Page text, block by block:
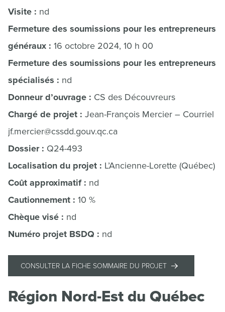
Visite : nd
Fermeture des soumissions pour les entrepreneurs
généraux : 16 octobre 2024, 10 h 00
Fermeture des soumissions pour les entrepreneurs
spécialisés : nd
Donneur d’ouvrage : CS des Découvreurs
Chargé de projet : Jean-François Mercier – Courriel :
jf.mercier@cssdd.gouv.qc.ca
Dossier : Q24-493
Localisation du projet : L’Ancienne-Lorette (Québec)
Coût approximatif : nd
Cautionnement : 10 %
Chèque visé : nd
Numéro projet BSDQ : nd
CONSULTER LA FICHE SOMMAIRE DU PROJET
Région Nord-Est du Québec